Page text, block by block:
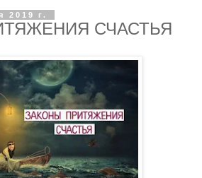
2019 г.
СЧАСТЬЯ